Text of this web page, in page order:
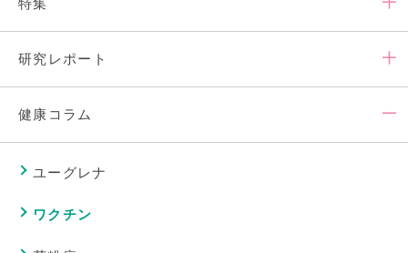
研究レポート
健康コラム
ユーグレナ
ワクチン